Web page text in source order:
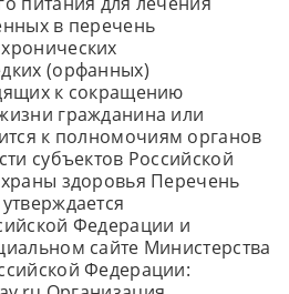
в перечень
(орфанных)
к сокращению
гражданина или
к полномочиям органов
субъектов Российской
здоровья Перечень
Федерации и
сайте Министерства
Федерации: